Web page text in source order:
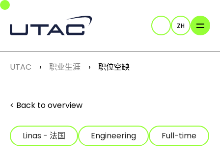
Skip to main navigation
Skip to main content
Skip to page footer
Search
ZH
You are here:
UTAC 职业生涯 职位空缺
Back to overview
Linas - 法国 Engineering Full-time